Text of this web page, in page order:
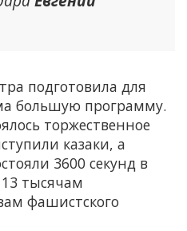
подготовила для
большую программу.
торжественное
казаки, а
3600 секунд в
тысячам
фашистского